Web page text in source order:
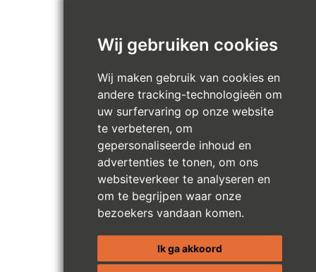
Wij gebruiken cookies
Wij maken gebruik van cookies en
andere tracking-technologieën om
uw surfervaring op onze website
te verbeteren, om
gepersonaliseerde inhoud en
advertenties te tonen, om ons
websiteverkeer te analyseren en
om te begrijpen waar onze
bezoekers vandaan komen.
Ik ga akkoord